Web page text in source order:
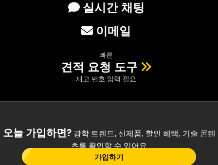
실시간 채팅
이메일
빠른
견적 요청 도구
재고 번호 입력 필요
오늘 가입하면?광학 트렌드, 신제품, 할인 혜택, 기술 콘텐
츠를 확인할 수 있어요
가입하기